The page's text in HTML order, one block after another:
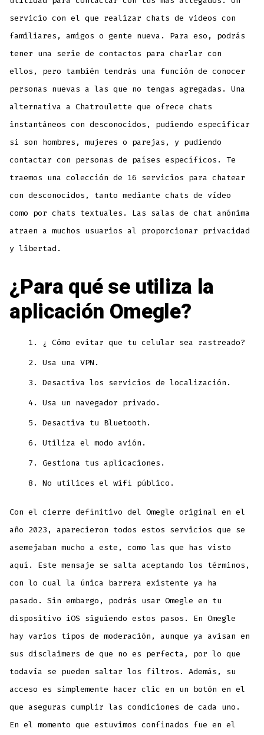
servicio con el que realizar chats de videos con
familiares, amigos o gente nueva. Para eso, podrás
tener una serie de contactos para charlar con
ellos, pero también tendrás una función de conocer
personas nuevas a las que no tengas agregadas. Una
alternativa a Chatroulette que ofrece chats
instantáneos con desconocidos, pudiendo especificar
si son hombres, mujeres o parejas, y pudiendo
contactar con personas de países específicos. Te
traemos una colección de 16 servicios para chatear
con desconocidos, tanto mediante chats de vídeo
como por chats textuales. Las salas de chat anónima
atraen a muchos usuarios al proporcionar privacidad
y libertad.
¿Para qué se utiliza la
aplicación Omegle?
¿ Cómo evitar que tu celular sea rastreado?
Usa una VPN.
Desactiva los servicios de localización.
Usa un navegador privado.
Desactiva tu Bluetooth.
Utiliza el modo avión.
Gestiona tus aplicaciones.
No utilices el wifi público.
Con el cierre definitivo del Omegle original en el
año 2023, aparecieron todos estos servicios que se
asemejaban mucho a este, como las que has visto
aquí. Este mensaje se salta aceptando los términos,
con lo cual la única barrera existente ya ha
pasado. Sin embargo, podrás usar Omegle en tu
dispositivo iOS siguiendo estos pasos. En Omegle
hay varios tipos de moderación, aunque ya avisan en
sus disclaimers de que no es perfecta, por lo que
todavía se pueden saltar los filtros. Además, su
acceso es simplemente hacer clic en un botón en el
que aseguras cumplir las condiciones de cada uno.
En el momento que estuvimos confinados fue en el